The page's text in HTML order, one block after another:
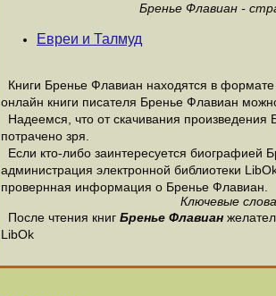
Бренье Флавиан -
Евреи и Талмуд
Книги Бренье Флавиан находятся в
онлайн книги писателя Бренье Флавиан
Надеемся, что от скачивания произведения
потрачено зря.
Если кто-либо заинтересуется
администрация электронной библиотеки
провернная информация о Бренье Флавиан.
Ключевые
После чтения книг Бренье Флавиан
LibOk